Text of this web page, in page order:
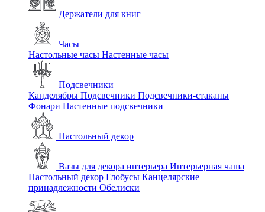
Держатели для книг
Часы
Настольные часы Настенные часы
Подсвечники
Канделябры Подсвечники Подсвечники-стаканы
Фонари Настенные подсвечники
Настольный декор
Вазы для декора интерьера Интерьерная чаша
Настольный декор Глобусы Канцелярские
принадлежности Обелиски